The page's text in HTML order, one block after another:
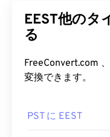
EEST他のタ
る
FreeConvert.com
変換できます。
PST に EEST